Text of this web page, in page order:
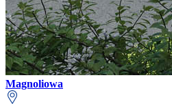
Magnoliowa